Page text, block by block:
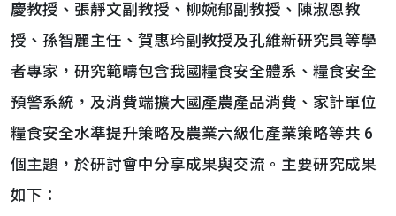
慶教授、張靜文副教授、柳婉郁副教授、陳淑恩教
授、孫智麗主任、賀惠玲副教授及孔維新研究員等學
者專家，研究範疇包含我國糧食安全體系、糧食安全
預警系統，及消費端擴大國產農產品消費、家計單位
糧食安全水準提升策略及農業六級化產業策略等共 6
個主題，於研討會中分享成果與交流。主要研究成果
如下：